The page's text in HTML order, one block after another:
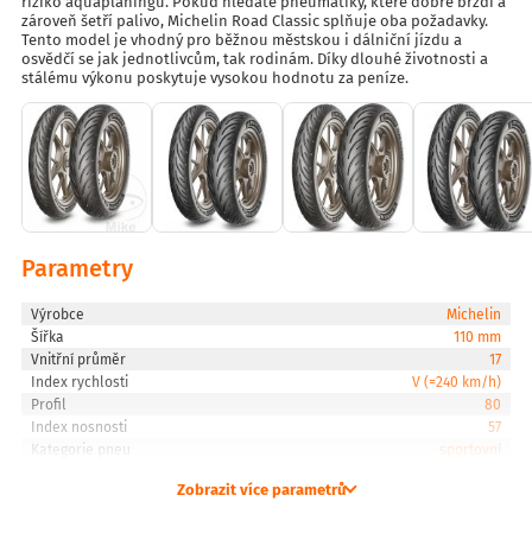
zároveň šetří palivo, Michelin Road Classic splňuje oba požadavky.
Tento model je vhodný pro běžnou městskou i dálniční jízdu a
osvědčí se jak jednotlivcům, tak rodinám. Díky dlouhé životnosti a
stálému výkonu poskytuje vysokou hodnotu za peníze.
Parametry
Výrobce
Michelin
Šířka
110 mm
Vnitřní průměr
17
Index rychlosti
V (=240 km/h)
Profil
80
Index nosnosti
57
Kategorie pneu
sportovní
Zobrazit více parametrů